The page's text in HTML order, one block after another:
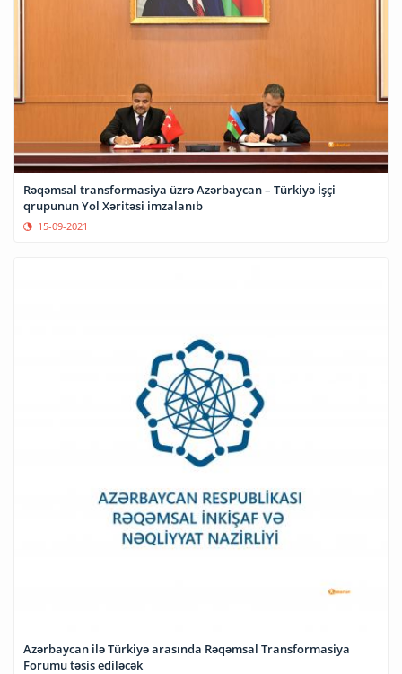
Rəqəmsal transformasiya üzrə Azərbaycan – Türkiyə İşçi
qrupunun Yol Xəritəsi imzalanıb
15-09-2021
Azərbaycan ilə Türkiyə arasında Rəqəmsal Transformasiya
Forumu təsis ediləcək